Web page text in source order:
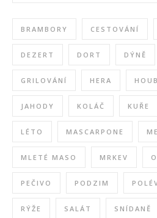
BRAMBORY CESTOVÁNÍ
DEZERT DORT DÝNĚ
GRILOVÁNÍ HERA
JAHODY KOLÁČ KUŘE
LÉTO MASCARPONE
MLETÉ MASO MRKEV
PEČIVO PODZIM
RÝŽE SALÁT SNÍDANĚ